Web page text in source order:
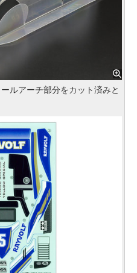
ルアーチ部分をカット済みと